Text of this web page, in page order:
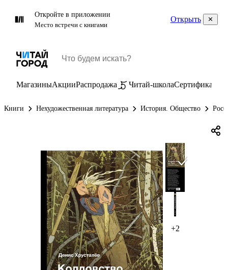
Откройте в приложении
Место встречи с книгами
Открыть
МагазиныАкцииРаспродажа Читай-школаСертификаты
Книги Нехудожественная литература История. Общество
+2